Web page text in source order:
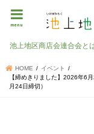
menu
池上地区商店会連合会と
HOME
イベント
【締めきりました】2026年6
月24日締切）